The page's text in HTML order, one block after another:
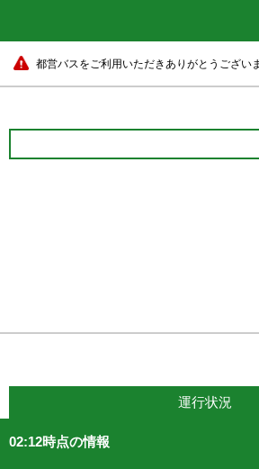
都営バスをご利用いただきありがとうございま
運行状況
02:12時点の情報